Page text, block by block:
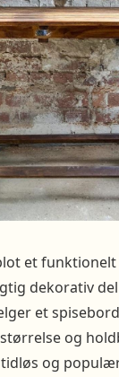
et
dekorativ
et
og
og